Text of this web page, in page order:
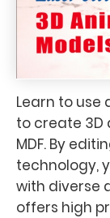
Learn to use
to create
MDF. By
technology,
with diverse
offers high